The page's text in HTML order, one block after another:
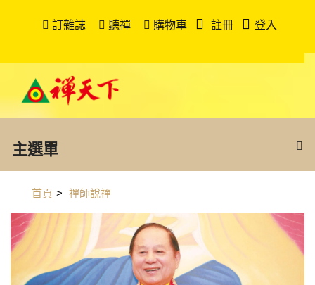
訂雜誌 聽禪 購物車 註冊 登入
主選單
首頁 > 禪師說禪